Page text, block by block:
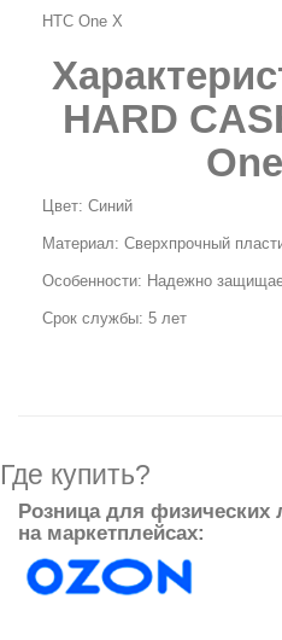
HTC One X
HARD
Цвет: Синий
Материал: Сверхпрочный
Особенности: Надежно
Срок службы: 5 лет
Где купить?
Розница для физических
на маркетплейсах: